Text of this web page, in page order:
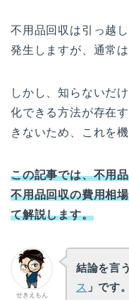
不用品回収は引っ越
発生しますが、通常
しかし、知らないだ
化できる方法が存在
きないため、これを
この記事では、不用
不用品回収の費用相
て解説します。
せきえもん
結論を言
ス 」です。